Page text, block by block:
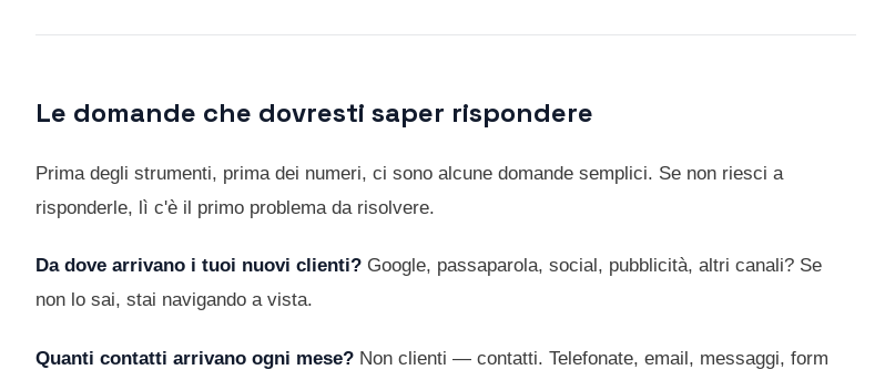
Le domande che dovresti saper rispondere
Prima degli strumenti, prima dei numeri, ci sono alcune domande semplici. Se non riesci a
risponderle, lì c'è il primo problema da risolvere.
Da dove arrivano i tuoi nuovi clienti? Google, passaparola, social, pubblicità, altri canali? Se
non lo sai, stai navigando a vista.
Quanti contatti arrivano ogni mese? Non clienti — contatti. Telefonate, email, messaggi, form